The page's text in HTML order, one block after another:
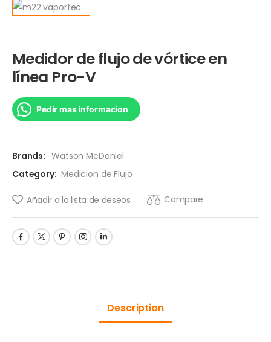
Medidor de flujo de vórtice en
línea Pro-V
Pedir mas informacion
Brands: Watson McDaniel
Category: Medicion de Flujo
Añadir a la lista de deseos Compare
Description